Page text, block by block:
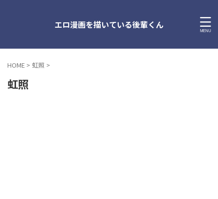
エロ漫画を描いている後輩くん
HOME > 虹照 >
虹照